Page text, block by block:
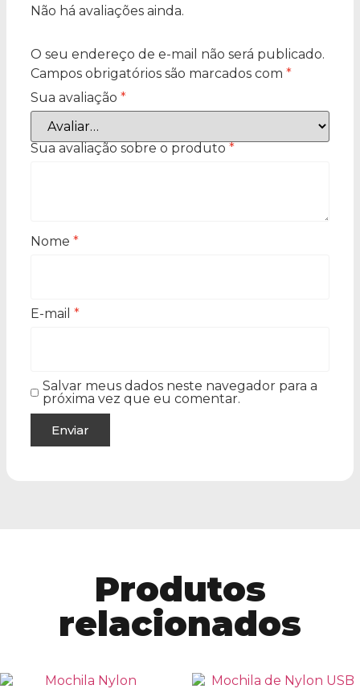
Não há avaliações ainda.
O seu endereço de e-mail não será publicado.
Campos obrigatórios são marcados com *
Sua avaliação *
Sua avaliação sobre o produto *
Nome *
E-mail *
Salvar meus dados neste navegador para a
próxima vez que eu comentar.
Produtos
relacionados